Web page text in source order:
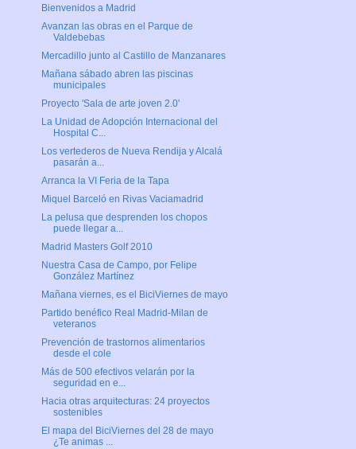
Bienvenidos a Madrid
Avanzan las obras en el Parque de
Valdebebas
Mercadillo junto al Castillo de Manzanares
Mañana sábado abren las piscinas
municipales
Proyecto 'Sala de arte joven 2.0'
La Unidad de Adopción Internacional del
Hospital C...
Los vertederos de Nueva Rendija y Alcalá
pasarán a...
Arranca la VI Feria de la Tapa
Miquel Barceló en Rivas Vaciamadrid
La pelusa que desprenden los chopos
puede llegar a...
Madrid Masters Golf 2010
Nuestra Casa de Campo, por Felipe
González Martínez
Mañana viernes, es el BiciViernes de mayo
Partido benéfico Real Madrid-Milan de
veteranos
Prevención de trastornos alimentarios
desde el cole
Más de 500 efectivos velarán por la
seguridad en e...
Hacia otras arquitecturas: 24 proyectos
sostenibles
El mapa del BiciViernes del 28 de mayo
¿Te animas ...